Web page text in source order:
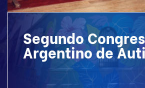
Segundo
Argentino de